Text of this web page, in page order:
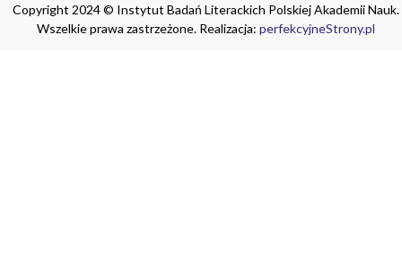
Copyright 2024 © Instytut Badań Literackich Polskiej Akademii Nauk.
Wszelkie prawa zastrzeżone. Realizacja: perfekcyjneStrony.pl